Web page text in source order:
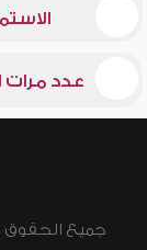
عدد مرات
جميع الحقوق محفوظة ©